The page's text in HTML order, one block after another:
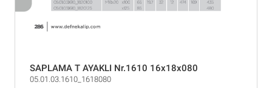
SAPLAMA T AYAKLI Nr.1610 16x18x080
05.01.03.1610_1618080